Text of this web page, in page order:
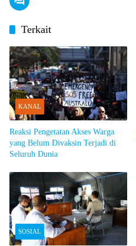
Terkait
KANAL
Reaksi Pengetatan Akses Warga
yang Belum Divaksin Terjadi di
Seluruh Dunia
SOSIAL